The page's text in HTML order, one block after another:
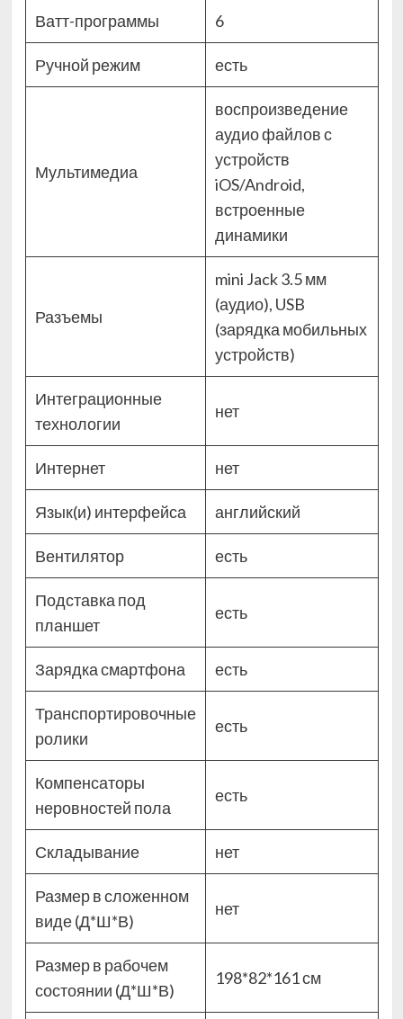
Ватт-программы 6
Ручной режим есть
Мультимедиа
воспроизведение
аудио файлов с
устройств
iOS/Android,
встроенные
динамики
Разъемы
mini Jack 3.5 мм
(аудио), USB
(зарядка мобильных
устройств)
Интеграционные
технологии
нет
Интернет нет
Язык(и) интерфейса английский
Вентилятор есть
Подставка под
планшет
есть
Зарядка смартфона есть
Транспортировочные
ролики
есть
Компенсаторы
неровностей пола
есть
Складывание нет
Размер в сложенном
виде (Д*Ш*В)
нет
Размер в рабочем
состоянии (Д*Ш*В)
198*82*161 см